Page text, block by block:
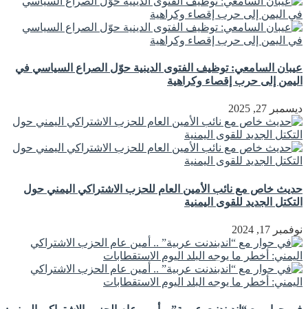
عيبان السامعي: توظيف الفتوى الدينية حوّل الصراع السياسي في
اليمن إلى حرب إقصاء وكراهية
ديسمبر 27, 2025
حديث خاص مع نائب الأمين العام للحزب الاشتراكي اليمني حول
التكتل الجديد للقوى اليمنية
نوفمبر 17, 2024